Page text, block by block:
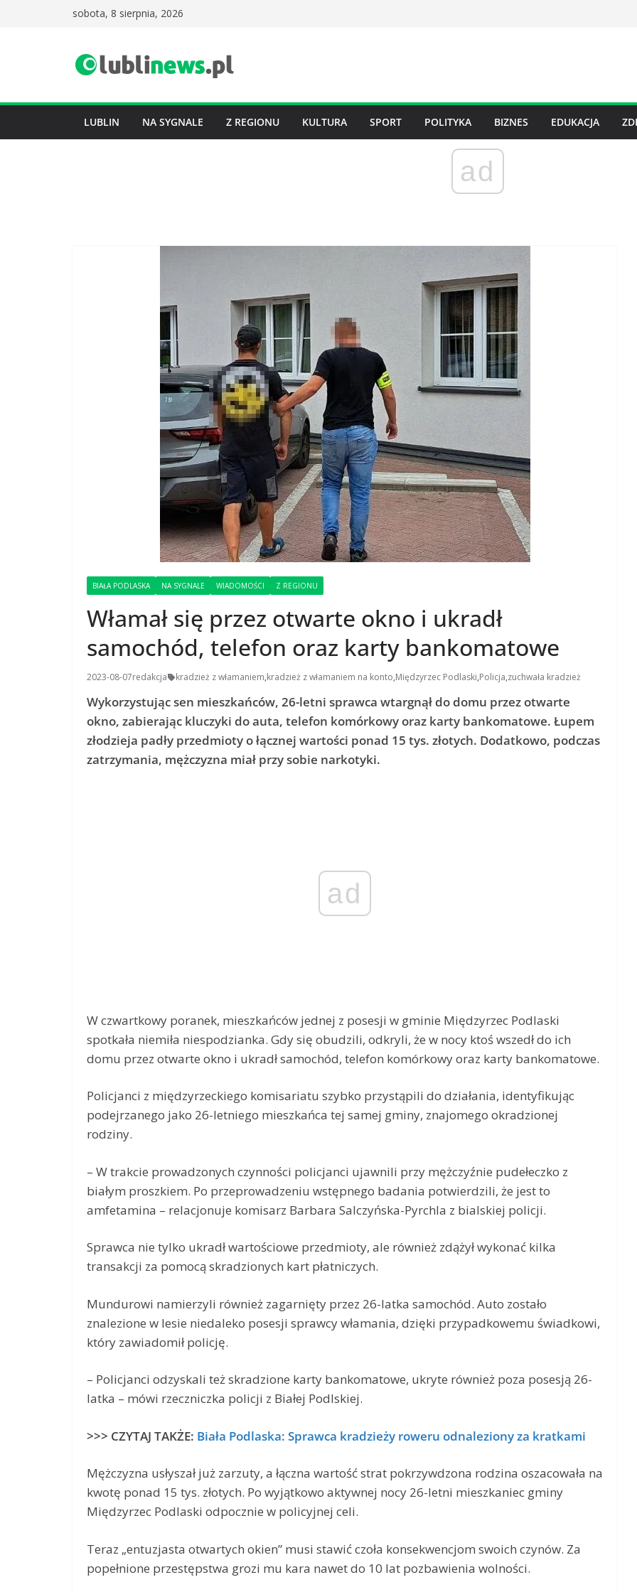
sobota, 8 sierpnia, 2026
LUBLIN NA SYGNALE Z REGIONU KULTURA SPORT POLITYKA BIZNES EDUKACJA
ad
BIAŁA PODLASKA NA SYGNALE WIADOMOŚCI Z REGIONU
Włamał się przez otwarte okno i ukradł
samochód, telefon oraz karty bankomatowe
2023-08-07redakcja kradzież z włamaniem,kradzież z włamaniem na konto,Międzyrzec Podlaski,Policja,zuchwała kradzież
Wykorzystując sen mieszkańców, 26-letni sprawca wtargnął do domu przez otwarte
okno, zabierając kluczyki do auta, telefon komórkowy oraz karty bankomatowe. Łupem
złodzieja padły przedmioty o łącznej wartości ponad 15 tys. złotych. Dodatkowo, podczas
zatrzymania, mężczyzna miał przy sobie narkotyki.
ad
W czwartkowy poranek, mieszkańców jednej z posesji w gminie Międzyrzec Podlaski
spotkała niemiła niespodzianka. Gdy się obudzili, odkryli, że w nocy ktoś wszedł do ich
domu przez otwarte okno i ukradł samochód, telefon komórkowy oraz karty bankomatowe.
Policjanci z międzyrzeckiego komisariatu szybko przystąpili do działania, identyfikując
podejrzanego jako 26-letniego mieszkańca tej samej gminy, znajomego okradzionej
rodziny.
– W trakcie prowadzonych czynności policjanci ujawnili przy mężczyźnie pudełeczko z
białym proszkiem. Po przeprowadzeniu wstępnego badania potwierdzili, że jest to
amfetamina – relacjonuje komisarz Barbara Salczyńska-Pyrchla z bialskiej policji.
Sprawca nie tylko ukradł wartościowe przedmioty, ale również zdążył wykonać kilka
transakcji za pomocą skradzionych kart płatniczych.
Mundurowi namierzyli również zagarnięty przez 26-latka samochód. Auto zostało
znalezione w lesie niedaleko posesji sprawcy włamania, dzięki przypadkowemu świadkowi,
który zawiadomił policję.
– Policjanci odzyskali też skradzione karty bankomatowe, ukryte również poza posesją 26-
latka – mówi rzeczniczka policji z Białej Podlskiej.
>>> CZYTAJ TAKŻE: Biała Podlaska: Sprawca kradzieży roweru odnaleziony za kratkami
Mężczyzna usłyszał już zarzuty, a łączna wartość strat pokrzywdzona rodzina oszacowała na
kwotę ponad 15 tys. złotych. Po wyjątkowo aktywnej nocy 26-letni mieszkaniec gminy
Międzyrzec Podlaski odpocznie w policyjnej celi.
Teraz „entuzjasta otwartych okien” musi stawić czoła konsekwencjom swoich czynów. Za
popełnione przestępstwa grozi mu kara nawet do 10 lat pozbawienia wolności.